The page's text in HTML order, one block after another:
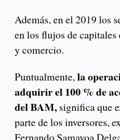
Además, en el 2019 los
en los flujos de
y comercio.
Puntualmente,la
adquirir el 100 % de
del BAM, significa que
parte de los inversores,